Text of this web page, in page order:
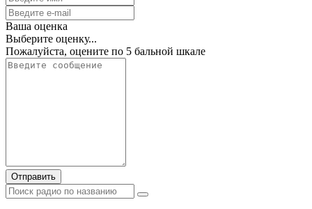
Ваша оценка
Выберите оценку...
Пожалуйста, оцените по 5 бальной шкале
Отправить